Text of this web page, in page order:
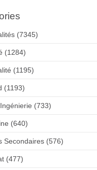
(7345)
(1284)
(1195)
(1193)
(733)
(640)
Secondaires (576)
(477)